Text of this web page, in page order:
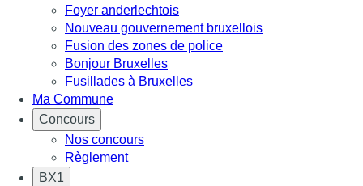
Foyer anderlechtois
Nouveau gouvernement bruxellois
Fusion des zones de police
Bonjour Bruxelles
Fusillades à Bruxelles
Ma Commune
Concours
Nos concours
Règlement
BX1